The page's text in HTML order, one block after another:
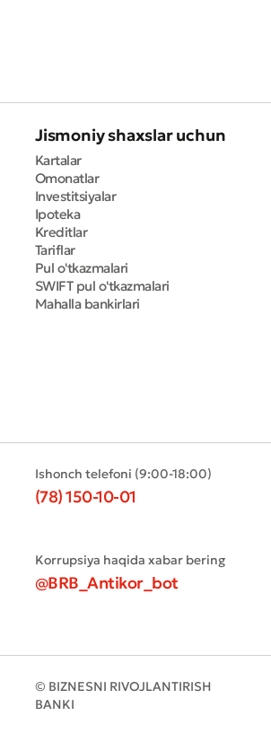
Jismoniy shaxslar uchun
Kartalar
Omonatlar
Investitsiyalar
Ipoteka
Kreditlar
Tariflar
Pul o'tkazmalari
SWIFT pul o'tkazmalari
Mahalla bankirlari
Ishonch telefoni (9:00-18:00)
(78) 150-10-01
Korrupsiya haqida xabar bering
@BRB_Antikor_bot
© BIZNESNI RIVOJLANTIRISH
BANKI